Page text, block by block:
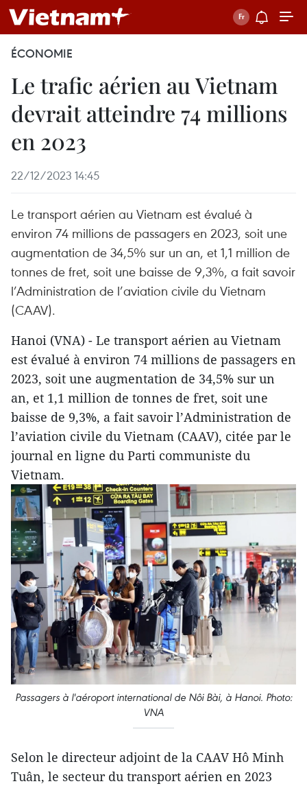
ÉCONOMIE
Le trafic aérien au Vietnam
devrait atteindre 74 millions
en 2023
22/12/2023 14:45
Le transport aérien au Vietnam est évalué à
environ 74 millions de passagers en 2023, soit une
augmentation de 34,5% sur un an, et 1,1 million de
tonnes de fret, soit une baisse de 9,3%, a fait savoir
l’Administration de l’aviation civile du Vietnam
(CAAV).
Hanoi (VNA) - Le transport aérien au Vietnam
est évalué à environ 74 millions de passagers en
2023, soit une augmentation de 34,5% sur un
an, et 1,1 million de tonnes de fret, soit une
baisse de 9,3%, a fait savoir l’Administration de
l’aviation civile du Vietnam (CAAV), citée par le
journal en ligne du Parti communiste du
Vietnam.
Passagers à l'aéroport international de Nôi Bài, à Hanoi. Photo:
VNA
Selon le directeur adjoint de la CAAV Hô Minh
Tuân, le secteur du transport aérien en 2023